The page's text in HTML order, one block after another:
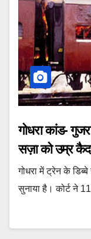
गोधरा कांड-
सज़ा को उम्र
गोधरा में ट्रेन के
सुनाया है। कोर्ट ने